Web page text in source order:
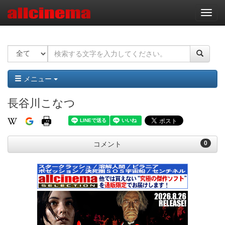
ナ
ビ
ー
ョ
ン
メニュー
長谷川こなつ
0
コメント